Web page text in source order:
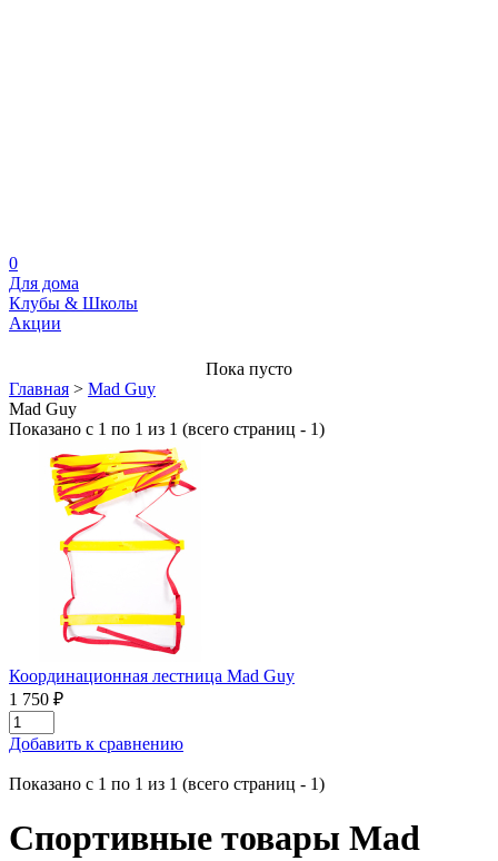
0
Для дома
Клубы & Школы
Акции
Пока пусто
Главная > Mad Guy
Mad Guy
Показано с 1 по 1 из 1 (всего страниц - 1)
Координационная лестница Mad Guy
1 750 ₽
Добавить к сравнению
Показано с 1 по 1 из 1 (всего страниц - 1)
Спортивные товары Mad